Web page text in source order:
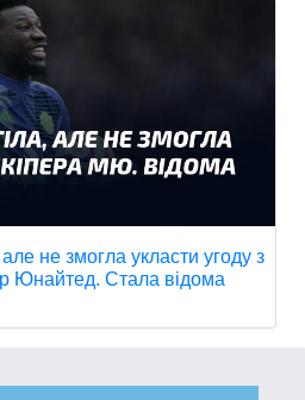
не змогла укласти угоду з
Юнайтед. Стала відома